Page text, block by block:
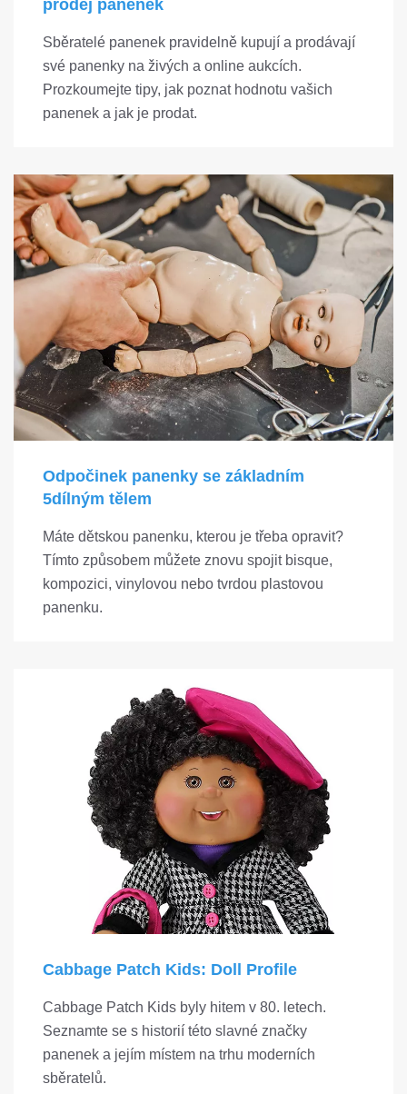
prodej panenek
Sběratelé panenek pravidelně kupují a prodávají
své panenky na živých a online aukcích.
Prozkoumejte tipy, jak poznat hodnotu vašich
panenek a jak je prodat.
Odpočinek panenky se základním
5dílným tělem
Máte dětskou panenku, kterou je třeba opravit?
Tímto způsobem můžete znovu spojit bisque,
kompozici, vinylovou nebo tvrdou plastovou
panenku.
Cabbage Patch Kids: Doll Profile
Cabbage Patch Kids byly hitem v 80. letech.
Seznamte se s historií této slavné značky
panenek a jejím místem na trhu moderních
sběratelů.